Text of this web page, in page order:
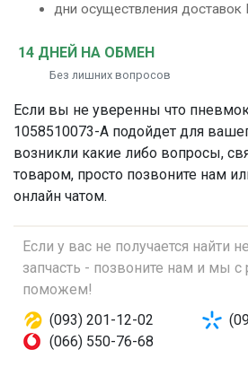
дни осуществления
14 ДНЕЙ НА ОБМЕН
Без лишних вопросов
Если вы не уверенны что
1058510073-A подойдет для
возникли какие либо вопросы,
товаром, просто позвоните нам
онлайн чатом.
Если у вас не получается найти
запчасть - позвоните нам и мы
поможем!
(093) 201-12-02
(066) 550-76-68